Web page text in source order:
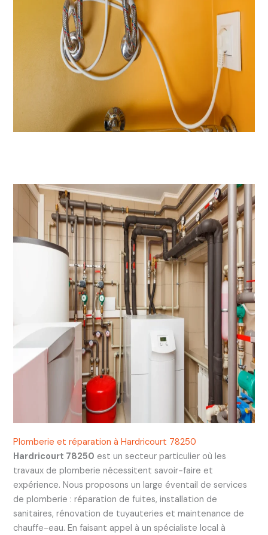
Plomberie et réparation à Hardricourt 78250
Hardricourt 78250 est un secteur particulier où les
travaux de plomberie nécessitent savoir-faire et
expérience. Nous proposons un large éventail de services
de plomberie : réparation de fuites, installation de
sanitaires, rénovation de tuyauteries et maintenance de
chauffe-eau. En faisant appel à un spécialiste local à